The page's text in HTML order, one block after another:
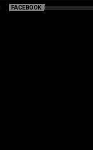
FACEBOOK